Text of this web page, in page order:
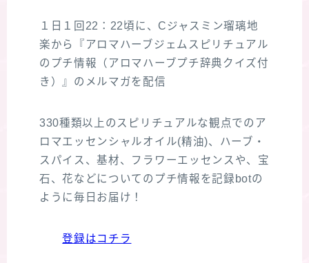
１日１回22：22頃に、Cジャスミン瑠璃地
楽から『アロマハーブジェムスピリチュアル
のプチ情報（アロマハーブプチ辞典クイズ付
き）』のメルマガを配信
330種類以上のスピリチュアルな観点でのア
ロマエッセンシャルオイル(精油)、ハーブ・
スパイス、基材、フラワーエッセンスや、宝
石、花などについてのプチ情報を記録botの
ように毎日お届け！
登録はコチラ